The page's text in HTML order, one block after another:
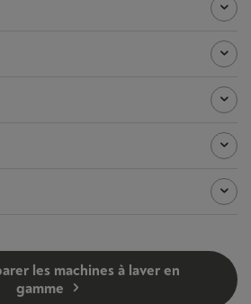
les machines à laver en
gamme